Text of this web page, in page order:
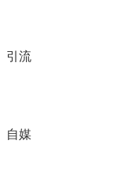
引流
自媒